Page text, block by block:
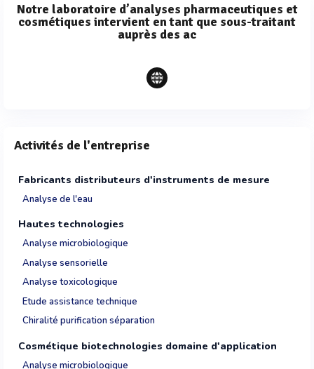
Notre laboratoire d’analyses pharmaceutiques et
cosmétiques intervient en tant que sous-traitant
auprès des ac
Activités de l'entreprise
Fabricants distributeurs d'instruments de mesure
Analyse de l'eau
Hautes technologies
Analyse microbiologique
Analyse sensorielle
Analyse toxicologique
Etude assistance technique
Chiralité purification séparation
Cosmétique biotechnologies domaine d'application
Analyse microbiologique